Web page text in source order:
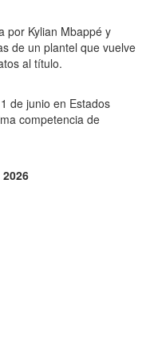
por Kylian Mbappé y
de un plantel que vuelve
al título.
de junio en Estados
competencia de